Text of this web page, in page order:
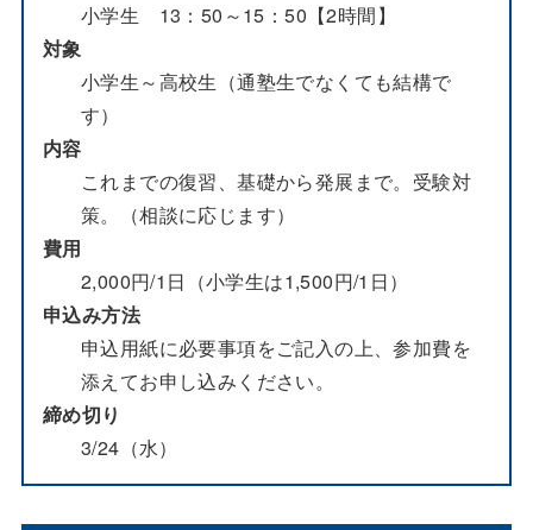
小学生 13：50～15：50【2時間】
対象
小学生～高校生（通塾生でなくても結構で
す）
内容
これまでの復習、基礎から発展まで。受験対
策。（相談に応じます）
費用
2,000円/1日（小学生は1,500円/1日）
申込み方法
申込用紙に必要事項をご記入の上、参加費を
添えてお申し込みください。
締め切り
3/24（水）